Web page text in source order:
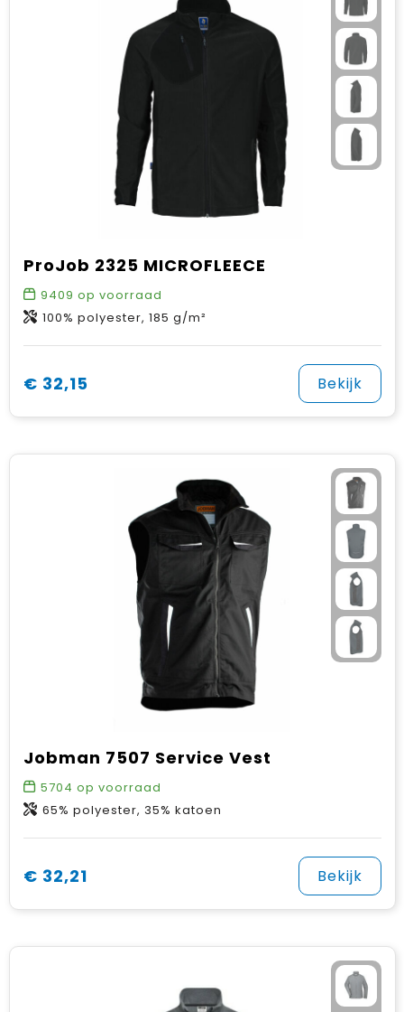
ProJob 2325 MICROFLEECE
9409 op voorraad
100% polyester, 185 g/m²
€ 32,15 Bekijk
Jobman 7507 Service Vest
5704 op voorraad
65% polyester, 35% katoen
€ 32,21 Bekijk